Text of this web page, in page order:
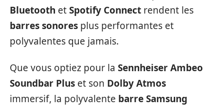
Bluetooth etSpotify Connect rendent les
barres sonores plus performantes et
polyvalentes que jamais.
Que vous optiez pour la Sennheiser Ambeo
Soundbar Plus et son Dolby Atmos
immersif, la polyvalente barre Samsung